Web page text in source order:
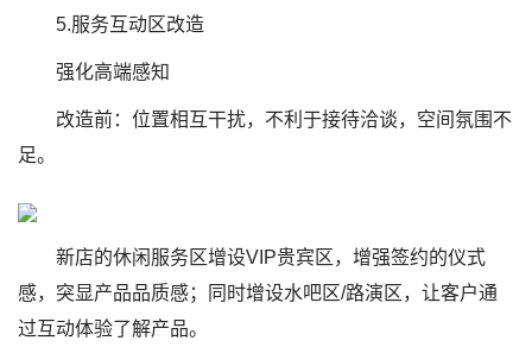
5.服务互动区改造
强化高端感知
改造前：位置相互干扰，不利于接待洽谈，空间氛围不
足。
新店的休闲服务区增设VIP贵宾区，增强签约的仪式
感，突显产品品质感；同时增设水吧区/路演区，让客户通
过互动体验了解产品。